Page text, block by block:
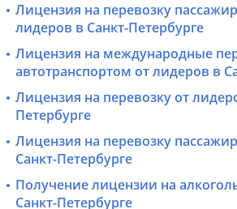
Лицензия на перевозку
лидеров в Санкт-Петербурге
Лицензия на международные
автотранспортом от лидеров в
Лицензия на перевозку от
Петербурге
Лицензия на перевозку
Санкт-Петербурге
Получение лицензии на
Санкт-Петербурге